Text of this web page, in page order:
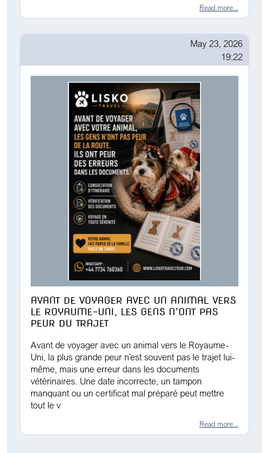
Read more...
May 23, 2026
19:22
AVANT DE VOYAGER AVEC UN ANIMAL VERS
LE ROYAUME-UNI, LES GENS N’ONT PAS
PEUR DU TRAJET
Avant de voyager avec un animal vers le Royaume-
Uni, la plus grande peur n’est souvent pas le trajet lui-
même, mais une erreur dans les documents
vétérinaires. Une date incorrecte, un tampon
manquant ou un certificat mal préparé peut mettre
tout le v
Read more...